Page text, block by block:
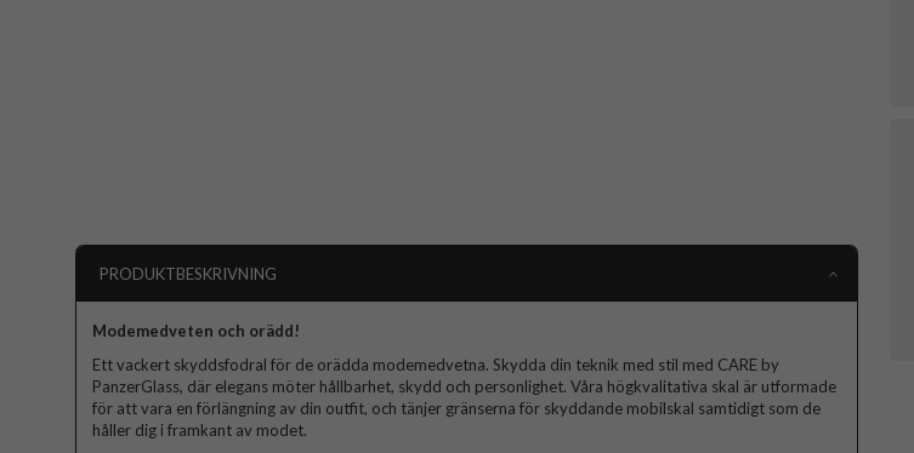
PRODUKTBESKRIVNING
Modemedveten och orädd!
Ett vackert skyddsfodral för de orädda modemedvetna. Skydda din teknik med stil med CARE by
PanzerGlass, där elegans möter hållbarhet, skydd och personlighet. Våra högkvalitativa skal är utformade
för att vara en förlängning av din outfit, och tänjer gränserna för skyddande mobilskal samtidigt som de
håller dig i framkant av modet.